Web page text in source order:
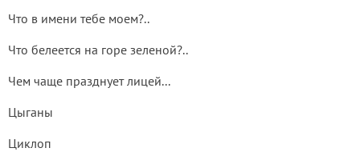
Что в имени тебе моем?..
Что белеется на горе зеленой?..
Чем чаще празднует лицей...
Цыганы
Циклоп